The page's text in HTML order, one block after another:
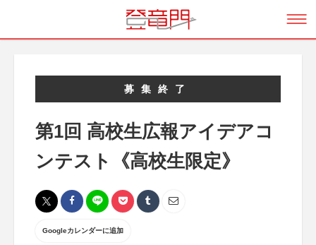
募集終了
第1回 高校生広報アイデアコ
ンテスト《高校生限定》
Googleカレンダーに追加